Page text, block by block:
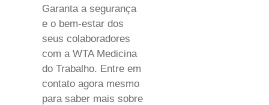
Garanta a segurança
e o bem-estar dos
seus colaboradores
com a WTA Medicina
do Trabalho. Entre em
contato agora mesmo
para saber mais sobre